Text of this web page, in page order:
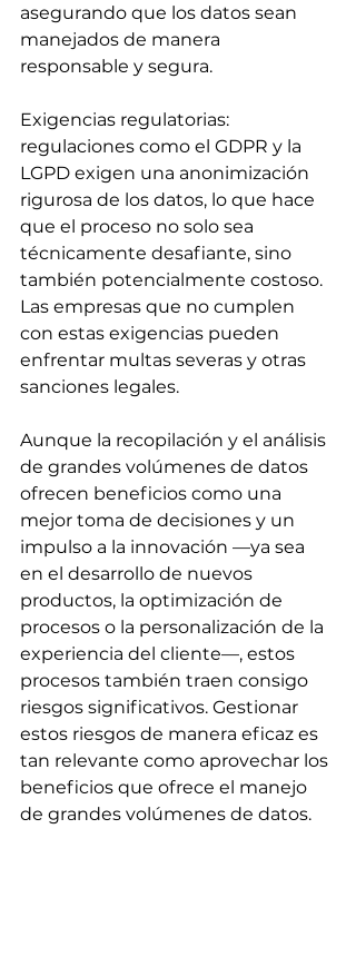
asegurando que los datos sean
manejados de manera
responsable y segura.
Exigencias regulatorias:
regulaciones como el GDPR y la
LGPD exigen una anonimización
rigurosa de los datos, lo que hace
que el proceso no solo sea
técnicamente desafiante, sino
también potencialmente costoso.
Las empresas que no cumplen
con estas exigencias pueden
enfrentar multas severas y otras
sanciones legales.
Aunque la recopilación y el análisis
de grandes volúmenes de datos
ofrecen beneficios como una
mejor toma de decisiones y un
impulso a la innovación —ya sea
en el desarrollo de nuevos
productos, la optimización de
procesos o la personalización de la
experiencia del cliente—, estos
procesos también traen consigo
riesgos significativos. Gestionar
estos riesgos de manera eficaz es
tan relevante como aprovechar los
beneficios que ofrece el manejo
de grandes volúmenes de datos.